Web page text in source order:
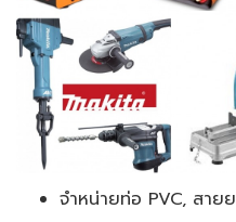
จำหน่ายท่อ PVC, สาย